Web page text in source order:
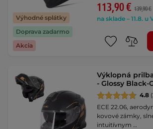
Výhodné splátky
Doprava zadarmo
Akcia
113,90 € 139,90 €
na sklade – 11.8. u
Výklopná
- Glossy Black-
4.8
ECE 22.06,
kovové zámky,
intuitívnym …